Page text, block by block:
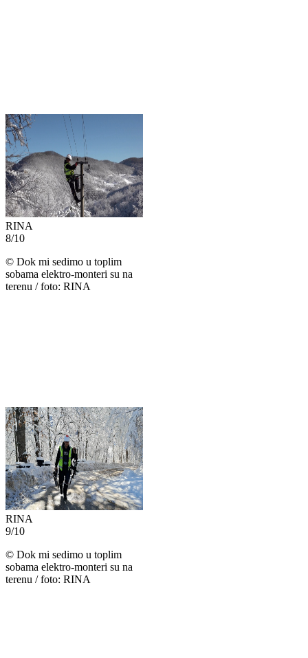
RINA
8/10
© Dok mi sedimo u toplim
sobama elektro-monteri su na
terenu / foto: RINA
RINA
9/10
© Dok mi sedimo u toplim
sobama elektro-monteri su na
terenu / foto: RINA